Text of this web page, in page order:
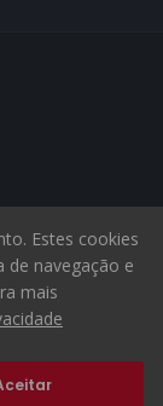
Estes cookies
de navegação e
mais